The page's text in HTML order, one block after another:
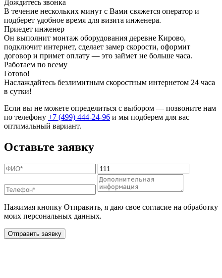
Дождитесь звонка
В течение нескольких минут с Вами свяжется оператор и
подберет удобное время для визита инженера.
Приедет инженер
Он выполнит монтаж оборудования деревне Кирово,
подключит интернет, сделает замер скорости, оформит
договор и примет оплату — это займет не больше часа.
Работаем по всему
Готово!
Наслаждайтесь безлимитным скоростным интернетом 24 часа
в сутки!
Если вы не можете определиться с выбором — позвоните нам
по телефону +7 (499) 444-24-96 и мы подберем для вас
оптимальный вариант.
Оставьте заявку
Нажимая кнопку Отправить, я даю свое согласие на обработку
моих персональных данных.
Отправить заявку